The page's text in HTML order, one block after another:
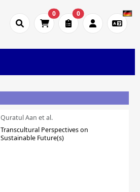
0 0
Quratul Aan et al.
Transcultural Perspectives on
Sustainable Future(s)